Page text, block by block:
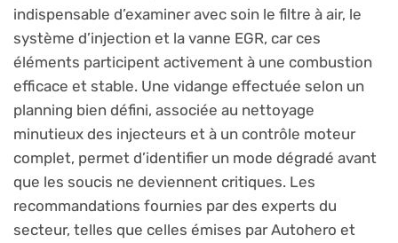
indispensable d’examiner avec soin le filtre à air, le
système d’injection et la vanne EGR, car ces
éléments participent activement à une combustion
efficace et stable. Une vidange effectuée selon un
planning bien défini, associée au nettoyage
minutieux des injecteurs et à un contrôle moteur
complet, permet d’identifier un mode dégradé avant
que les soucis ne deviennent critiques. Les
recommandations fournies par des experts du
secteur, telles que celles émises par Autohero et